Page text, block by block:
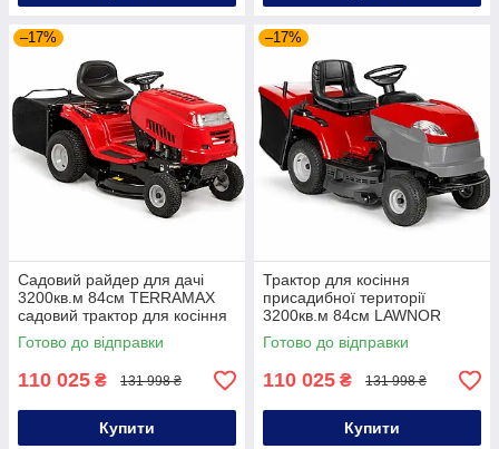
–17%
Садовий райдер для дачі
3200кв.м 84см TERRAMAX
садовий трактор для косіння
трави
Готово до відправки
110 025 ₴ 131 998 ₴
Купити
–17%
Трактор для косіння
присадибної території
3200кв.м 84см LAWNOR
садовий трактор для
ландшафтного догляду
Готово до відправки
110 025 ₴ 131 998 ₴
Купити